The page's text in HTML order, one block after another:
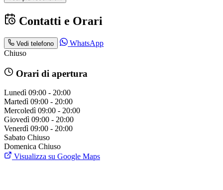
Contatti e Orari
Vedi telefono
WhatsApp
Chiuso
Orari di apertura
Lunedì 09:00 - 20:00
Martedì 09:00 - 20:00
Mercoledì 09:00 - 20:00
Giovedì 09:00 - 20:00
Venerdì 09:00 - 20:00
Sabato Chiuso
Domenica Chiuso
Visualizza su Google Maps